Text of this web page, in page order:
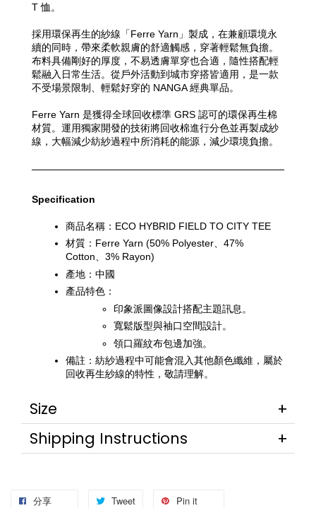
T 恤。
採用環保再生的紗線「Ferre Yarn」製成，在兼顧環境永
續的同時，帶來柔軟親膚的舒適觸感，穿著輕鬆無負擔。
布料具備剛好的厚度，不易透膚單穿也合適，隨性搭配輕
鬆融入日常生活。 從戶外活動到城市穿搭皆適用，是一款
不受場景限制、輕鬆好穿的 NANGA 經典單品。
Ferre Yarn 是獲得全球回收標準 GRS 認可的環保再生棉
材質。運用獨家開發的技術將回收棉進行分色並再製成紗
線，大幅減少紡紗過程中所消耗的能源，減少環境負擔。
Specification
商品名稱：ECO HYBRID FIELD TO CITY TEE
材質：Ferre Yarn (50% Polyester、47%
Cotton、3% Rayon)
產地：中國
產品特色：
印象派圖像設計搭配主題訊息。
寬鬆版型與袖口空間設計。
領口羅紋布包邊加強。
備註：紡紗過程中可能會混入其他顏色纖維，屬於
回收再生紗線的特性，敬請理解。
Size
Shipping Instructions
分享 Tweet Pin it